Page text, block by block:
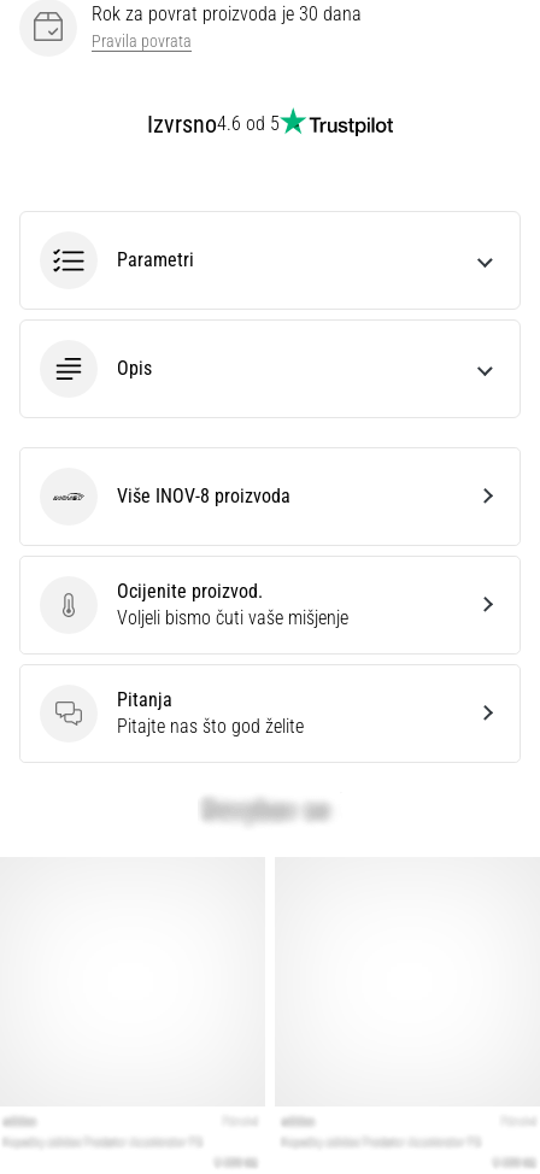
Rok za povrat proizvoda je 30 dana
Pravila povrata
Izvrsno4.6 od 5
Parametri
Opis
Ocijenite proizvod.
Ocijenite proizvod.
Voljeli bismo čuti vaše mišjenje
Pitanja
Pitanja
Pitajte nas što god želite
INOV-8 Više INOV-8 proizvoda